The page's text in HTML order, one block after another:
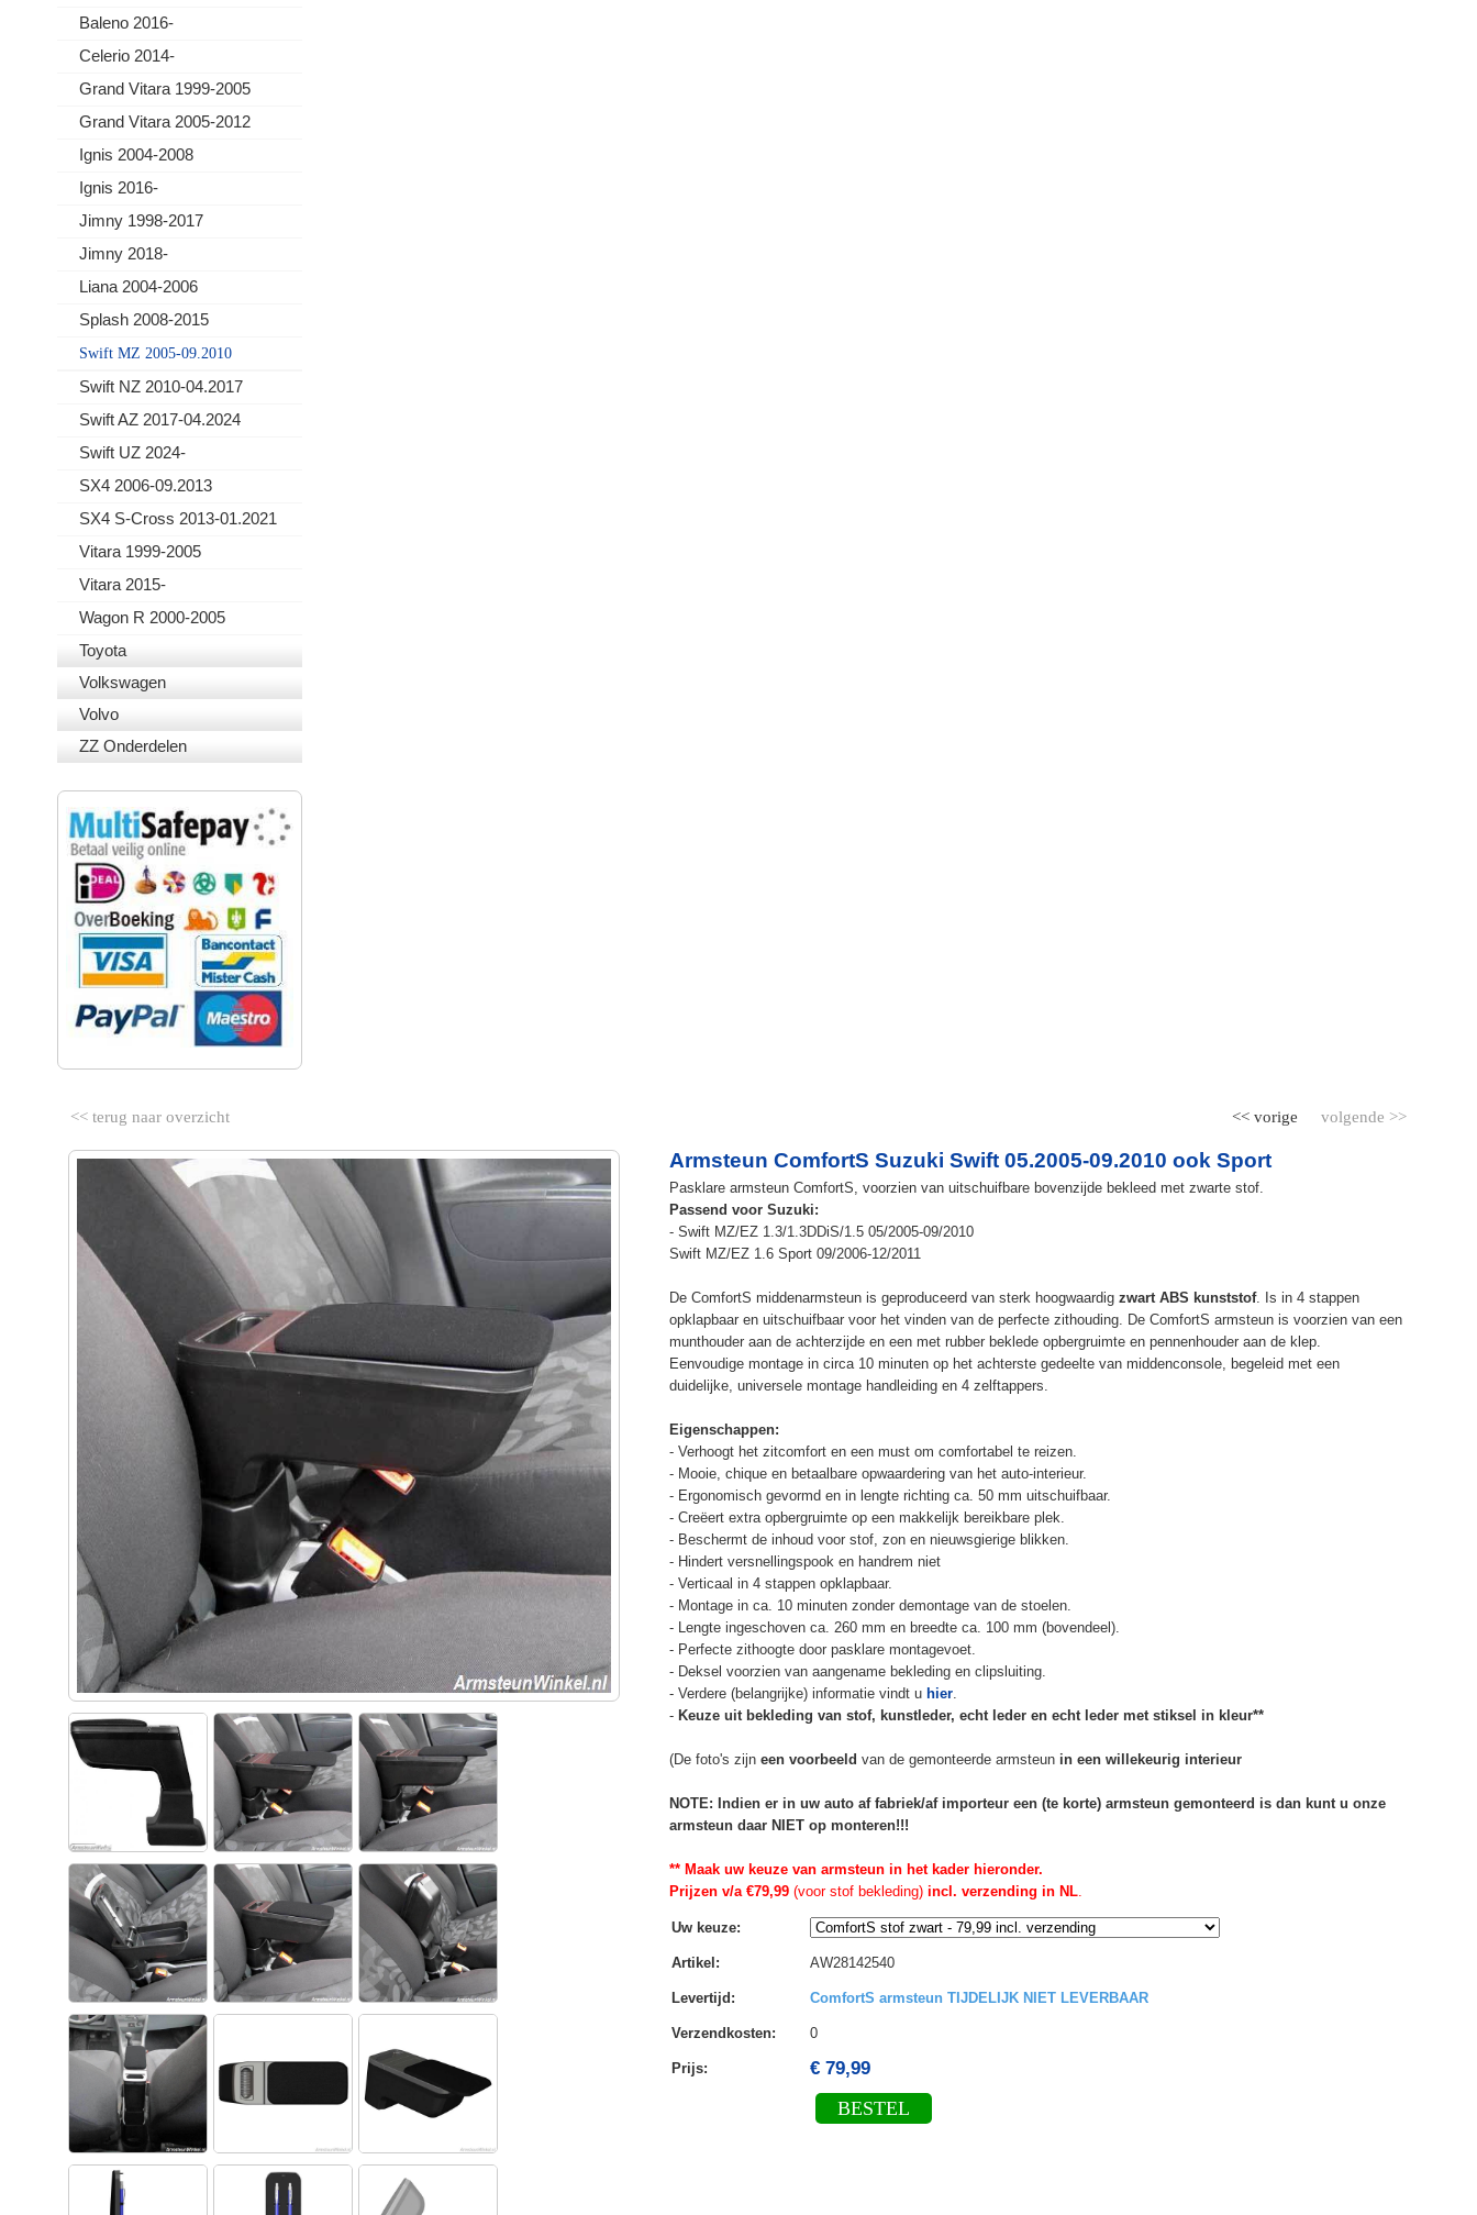
Baleno 2016-
Celerio 2014-
Grand Vitara 1999-2005
Grand Vitara 2005-2012
Ignis 2004-2008
Ignis 2016-
Jimny 1998-2017
Jimny 2018-
Liana 2004-2006
Splash 2008-2015
Swift MZ 2005-09.2010
Swift NZ 2010-04.2017
Swift AZ 2017-04.2024
Swift UZ 2024-
SX4 2006-09.2013
SX4 S-Cross 2013-01.2021
Vitara 1999-2005
Vitara 2015-
Wagon R 2000-2005
Toyota
Volkswagen
Volvo
ZZ Onderdelen
<< terug naar overzicht volgende >>
<< vorige
Armsteun ComfortS Suzuki Swift 05.2005-09.2010 ook Sport
Pasklare armsteun ComfortS, voorzien van uitschuifbare bovenzijde bekleed met zwarte stof.
Passend voor Suzuki:
- Swift MZ/EZ 1.3/1.3DDiS/1.5 05/2005-09/2010
Swift MZ/EZ 1.6 Sport 09/2006-12/2011
De ComfortS middenarmsteun is geproduceerd van sterk hoogwaardig zwart ABS kunststof. Is in 4 stappen
opklapbaar en uitschuifbaar voor het vinden van de perfecte zithouding. De ComfortS armsteun is voorzien van een
munthouder aan de achterzijde en een met rubber beklede opbergruimte en pennenhouder aan de klep.
Eenvoudige montage in circa 10 minuten op het achterste gedeelte van middenconsole, begeleid met een
duidelijke, universele montage handleiding en 4 zelftappers.
Eigenschappen:
- Verhoogt het zitcomfort en een must om comfortabel te reizen.
- Mooie, chique en betaalbare opwaardering van het auto-interieur.
- Ergonomisch gevormd en in lengte richting ca. 50 mm uitschuifbaar.
- Creëert extra opbergruimte op een makkelijk bereikbare plek.
- Beschermt de inhoud voor stof, zon en nieuwsgierige blikken.
- Hindert versnellingspook en handrem niet
- Verticaal in 4 stappen opklapbaar.
- Montage in ca. 10 minuten zonder demontage van de stoelen.
- Lengte ingeschoven ca. 260 mm en breedte ca. 100 mm (bovendeel).
- Perfecte zithoogte door pasklare montagevoet.
- Deksel voorzien van aangename bekleding en clipsluiting.
- Verdere (belangrijke) informatie vindt u hier.
- Keuze uit bekleding van stof, kunstleder, echt leder en echt leder met stiksel in kleur**
(De foto's zijn een voorbeeld van de gemonteerde armsteun in een willekeurig interieur
NOTE: Indien er in uw auto af fabriek/af importeur een (te korte) armsteun gemonteerd is dan kunt u onze
armsteun daar NIET op monteren!!!
** Maak uw keuze van armsteun in het kader hieronder.
Prijzen v/a €79,99(voor stof bekleding)incl. verzending in NL.
Uw keuze:
Artikel : AW28142540
Levertijd : ComfortS armsteun TIJDELIJK NIET LEVERBAAR
Verzendkosten: 0
Prijs: € 79,99
BESTEL